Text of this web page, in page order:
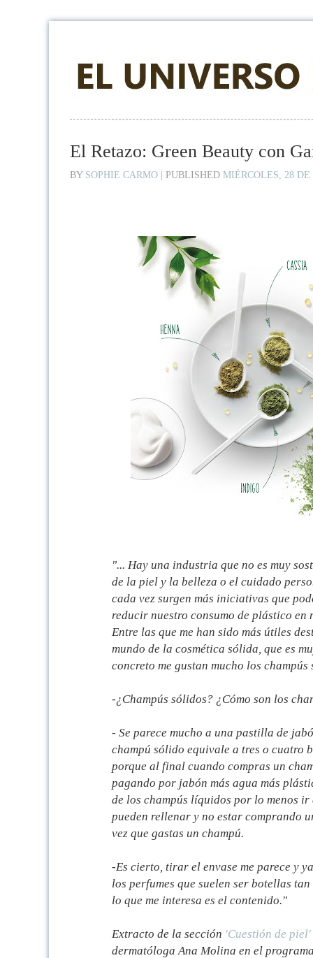
El Retazo: Green Beauty con
BY SOPHIE CARMO PUBLISHED MIÉRCOLES, 28
"... Hay una industria que no es muy
de la piel y la belleza o el cuidado
cada vez surgen más iniciativas que
reducir nuestro consumo de plástico en
Entre las que me han sido más útiles
mundo de la cosmética sólida, que es
concreto me gustan mucho los
-¿Champús sólidos? ¿Cómo son los
- Se parece mucho a una pastilla de
champú sólido equivale a tres o cuatro
porque al final cuando compras un
pagando por jabón más agua más
de los champús líquidos por lo menos ir
pueden rellenar y no estar comprando
vez que gastas un champú.
-Es cierto, tirar el envase me parece y
los perfumes que suelen ser botellas
lo que me interesa es el contenido."
Extracto de la sección 'Cuestión de piel'
dermatóloga Ana Molina en el